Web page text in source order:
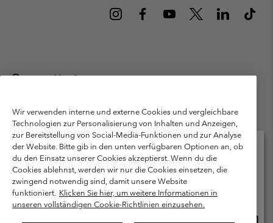
Deutschland
München Deutschland. Alle Rechte vorbehalten.
Nutzungsbedingungen
Allgemeine Verkaufsbedingungen
Garantie
Datenschutzerklärung
Bestimmungen und Bedingungen des Mitglieder Programms
Nutzungsbedingungen Für Nutzergenerierte Inhalte
Cookies
Public CBCR
Wir verwenden interne und externe Cookies und vergleichbare
Technologien zur Personalisierung von Inhalten und Anzeigen,
zur Bereitstellung von Social-Media-Funktionen und zur Analyse
der Website. Bitte gib in den unten verfügbaren Optionen an, ob
du den Einsatz unserer Cookies akzeptierst. Wenn du die
Cookies ablehnst, werden wir nur die Cookies einsetzen, die
zwingend notwendig sind, damit unsere Website
funktioniert. Klicken Sie hier, um weitere Informationen in
unseren vollständigen Cookie-Richtlinien einzusehen.
Bitte wählen Sie Ihr Lieferland und Ihre Sprache
Online-Einkauf verfügbar